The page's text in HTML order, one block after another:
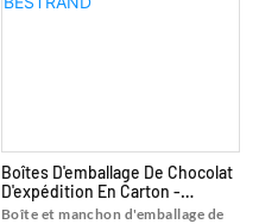
cosmétiques avec logo
Boîtes D'emballage De Chocolat
D'expédition En Carton -
IMPRESSION BESTRAND
Boîte et manchon d'emballage de